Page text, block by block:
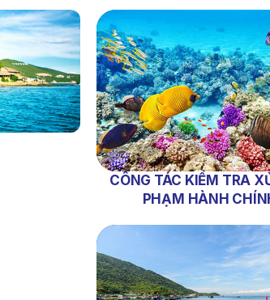
CÔNG TÁC KIỂM TRA
PHẠM HÀNH